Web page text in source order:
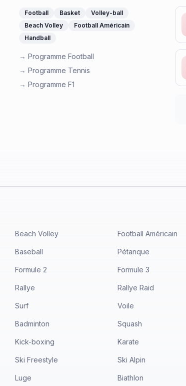
Football Basket
Volley-ball
Beach Volley
Football Américain
Handball
→ Programme Football
→ Programme Tennis
→ Programme F1
Beach Volley Football Américain
Baseball Pétanque
Formule 2 Formule 3
Rallye Rallye Raid
Surf Voile
Badminton Squash
Kick-boxing Karate
Ski Freestyle Ski Alpin
Luge Biathlon